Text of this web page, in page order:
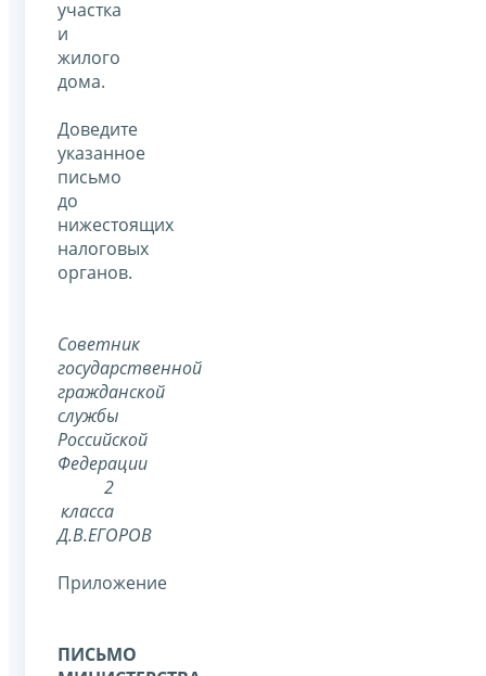
участка
и
жилого
дома.
Доведите
указанное
письмо
до
нижестоящих
налоговых
органов.
Советник
государственной
гражданской
службы
Российской
Федерации
2
класса
Д.В.ЕГОРОВ
Приложение
ПИСЬМО